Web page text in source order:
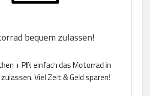
bequem zulassen!
+ PIN einfach das Motorrad in
Viel Zeit & Geld sparen!